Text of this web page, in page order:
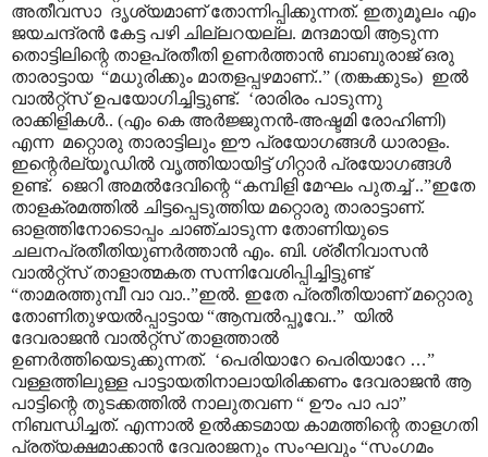
അതീവസാ ദൃശ്യമാണ് തോന്നിപ്പിക്കുന്നത്. ഇതുമൂലം എം
ജയചന്ദ്രൻ കേട്ട പഴി ചില്ലറയല്ല. മന്ദമായി ആടുന്ന
തൊട്ടിലിന്റെ താളപ്രതീതി ഉണർത്താൻ ബാബുരാജ് ഒരു
താരാട്ടായ “മധുരിക്കും മാതളപ്പഴമാണ്..” (തങ്കക്കുടം) ഇൽ
വാൽറ്റ്സ് ഉപയോഗിച്ചിട്ടുണ്ട്. ‘രാരിരം പാടുന്നു
രാക്കിളികൾ.. (എം കെ അർജ്ജുനൻ-അഷ്ടമി രോഹിണി)
എന്ന മറ്റൊരു താരാട്ടിലും ഈ പ്രയോഗങ്ങൾ ധാരാളം.
ഇന്റെർല്യൂഡിൽ വൃത്തിയായിട്ട് ഗിറ്റാർ പ്രയോഗങ്ങൾ
ഉണ്ട്. ജെറി അമൽദേവിന്റെ “കമ്പിളി മേഘം പുതച്ച് ..”ഇതേ
താളക്രമത്തിൽ ചിട്ടപ്പെടുത്തിയ മറ്റൊരു താരാട്ടാണ്.
ഓളത്തിനോടൊപ്പം ചാഞ്ചാടുന്ന തോണിയുടെ
ചലനപ്രതീതിയുണർത്താൻ എം. ബി. ശ്രീനിവാസൻ
വാൽറ്റ്സ് താളാത്മകത സന്നിവേശിപ്പിച്ചിട്ടുണ്ട്
“താമരത്തുമ്പീ വാ വാ..”ഇൽ. ഇതേ പ്രതീതിയാണ് മറ്റൊരു
തോണിതുഴയൽപ്പാട്ടായ “ആമ്പൽ‌പ്പൂവേ..” യിൽ
ദേവരാജൻ വാൽറ്റ്സ് താളത്താൽ
ഉണർത്തിയെടുക്കുന്നത്. ‘പെരിയാറേ പെരിയാറേ …”
വള്ളത്തിലുള്ള പാട്ടായതിനാലായിരിക്കണം ദേവരാജൻ ആ
പാട്ടിന്റെ തുടക്കത്തിൽ നാലുതവണ “ ഊം പാ പാ”
നിബന്ധിച്ചത്. എന്നാൽ ഉൽക്കടമായ കാമത്തിന്റെ താളഗതി
പ്രത്യക്ഷമാക്കാൻ ദേവരാജനും സംഘവും “സംഗമം